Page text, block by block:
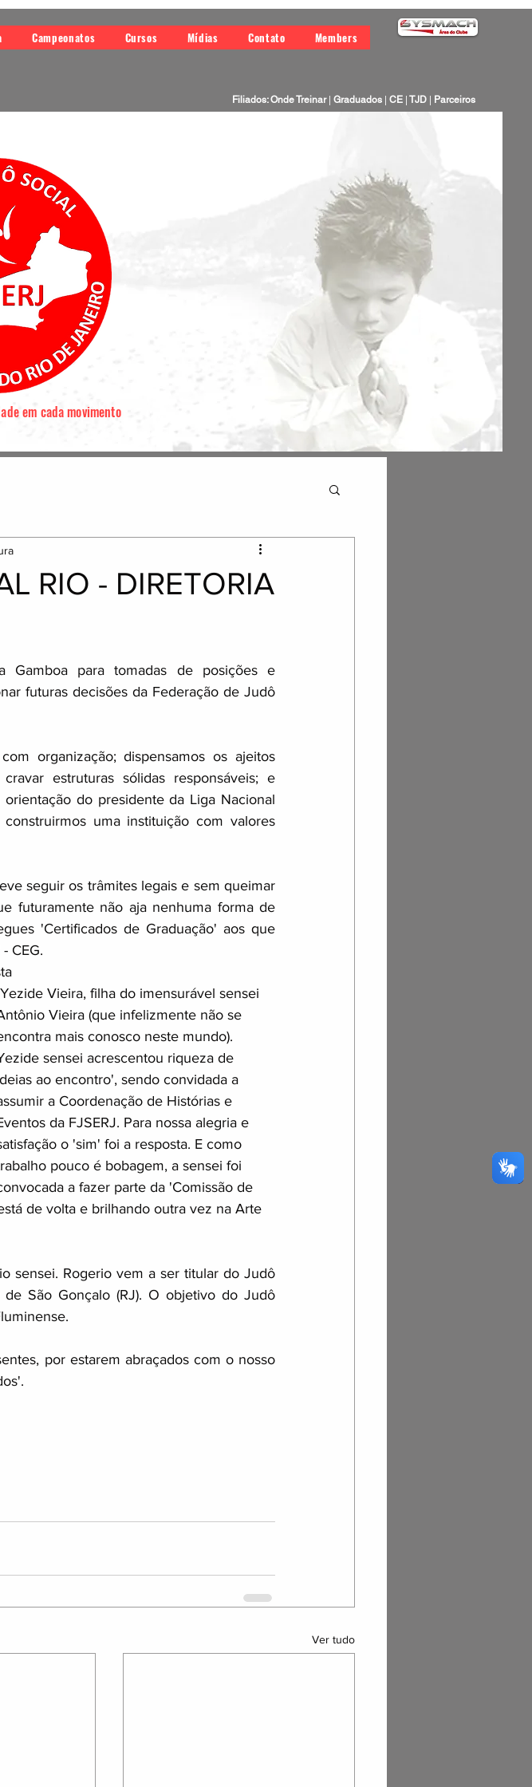
Campeonatos Cursos Mídias Contato Members
Filiados: Onde Treinar| Graduados CE TJD Parceiros
em cada movimento
RIO - DIRETORIA
Gamboa para tomadas de posições e
futuras decisões da Federação de Judô
organização; dispensamos os ajeitos
estruturas sólidas responsáveis; e
do presidente da Liga Nacional
uma instituição com valores
seguir os trâmites legais e sem queimar
futuramente não aja nenhuma forma de
'Certificados de Graduação' aos que
CEG.
Vieira (que infelizmente não se
mais conosco neste mundo).
sensei acrescentou riqueza de
ao encontro', sendo convidada a
a Coordenação de Histórias e
da FJSERJ. Para nossa alegria e
o 'sim' foi a resposta. E como
pouco é bobagem, a sensei foi
a fazer parte da 'Comissão de
de volta e brilhando outra vez na Arte
sensei. Rogerio vem a ser titular do Judô
São Gonçalo (RJ). O objetivo do Judô
por estarem abraçados com o nosso
Ver tudo